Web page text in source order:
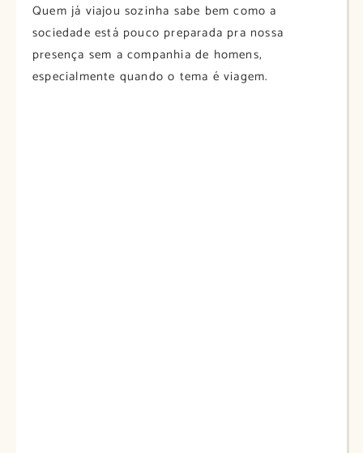
Quem já viajou sozinha sabe bem como a
sociedade está pouco preparada pra nossa
presença sem a companhia de homens,
especialmente quando o tema é viagem.